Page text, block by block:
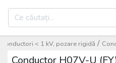
/
< 1 kV, pozare rigidă
Conductor H07V-U